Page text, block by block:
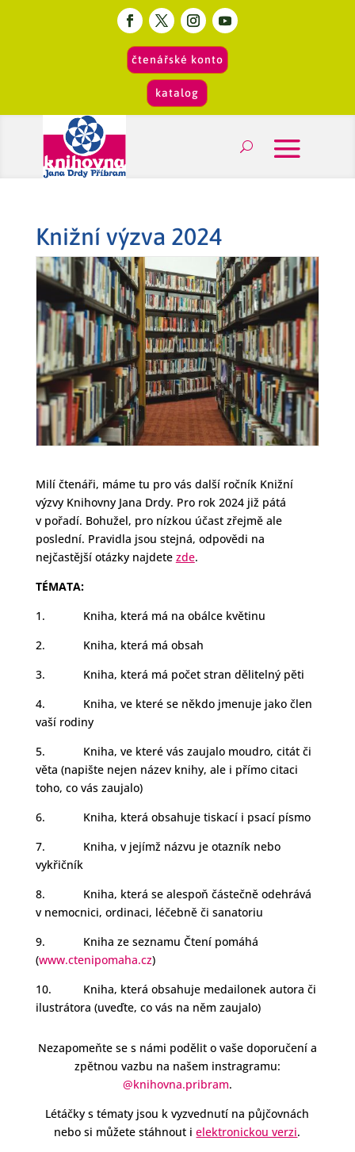
čtenářské konto
katalog
Knižní výzva 2024
Milí čtenáři, máme tu pro vás další ročník Knižní
výzvy Knihovny Jana Drdy. Pro rok 2024 již pátá
v pořadí. Bohužel, pro nízkou účast zřejmě ale
poslední. Pravidla jsou stejná, odpovědi na
nejčastější otázky najdete zde.
TÉMATA:
1. Kniha, která má na obálce květinu
2. Kniha, která má obsah
3. Kniha, která má počet stran dělitelný pěti
4. Kniha, ve které se někdo jmenuje jako člen
vaší rodiny
5. Kniha, ve které vás zaujalo moudro, citát či
věta (napište nejen název knihy, ale i přímo citaci
toho, co vás zaujalo)
6. Kniha, která obsahuje tiskací i psací písmo
7. Kniha, v jejímž názvu je otazník nebo
vykřičník
8. Kniha, která se alespoň částečně odehrává
v nemocnici, ordinaci, léčebně či sanatoriu
9. Kniha ze seznamu Čtení pomáhá
(www.ctenipomaha.cz)
10. Kniha, která obsahuje medailonek autora či
ilustrátora (uveďte, co vás na něm zaujalo)
Nezapomeňte se s námi podělit o vaše doporučení a
zpětnou vazbu na našem instragramu:
@knihovna.pribram.
Létáčky s tématy jsou k vyzvednutí na půjčovnách
nebo si můžete stáhnout ielektronickou verzi.